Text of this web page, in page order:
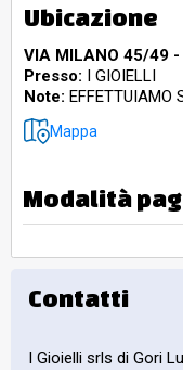
Ubicazione
VIA MILANO 45/49
Presso: I GIOIELLI
Note: EFFETTUIAMO
Mappa
Modalità
Contatti
I Gioielli srls di Gori